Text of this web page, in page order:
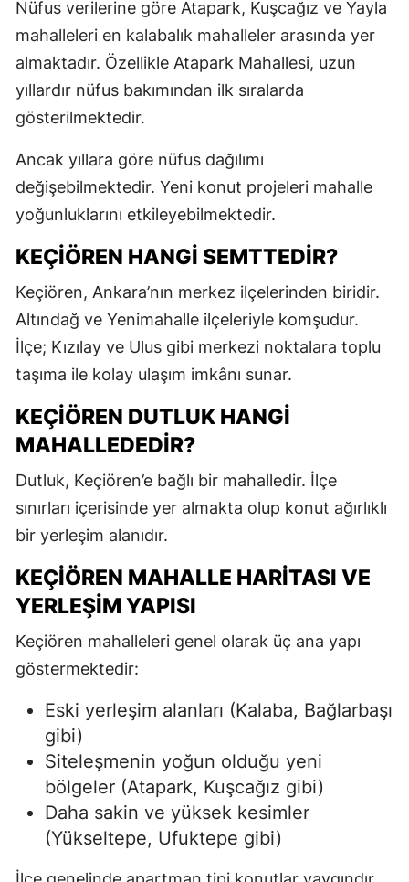
Nüfus verilerine göre Atapark, Kuşcağız ve Yayla
mahalleleri en kalabalık mahalleler arasında yer
almaktadır. Özellikle Atapark Mahallesi, uzun
yıllardır nüfus bakımından ilk sıralarda
gösterilmektedir.
Ancak yıllara göre nüfus dağılımı
değişebilmektedir. Yeni konut projeleri mahalle
yoğunluklarını etkileyebilmektedir.
KEÇIÖREN HANGI SEMTTEDIR?
Keçiören, Ankara’nın merkez ilçelerinden biridir.
Altındağ ve Yenimahalle ilçeleriyle komşudur.
İlçe; Kızılay ve Ulus gibi merkezi noktalara toplu
taşıma ile kolay ulaşım imkânı sunar.
KEÇIÖREN DUTLUK HANGI
MAHALLEDEDIR?
Dutluk, Keçiören’e bağlı bir mahalledir. İlçe
sınırları içerisinde yer almakta olup konut ağırlıklı
bir yerleşim alanıdır.
KEÇIÖREN MAHALLE HARITASI VE
YERLEŞIM YAPISI
Keçiören mahalleleri genel olarak üç ana yapı
göstermektedir:
Eski yerleşim alanları (Kalaba, Bağlarbaşı
gibi)
Siteleşmenin yoğun olduğu yeni
bölgeler (Atapark, Kuşcağız gibi)
Daha sakin ve yüksek kesimler
(Yükseltepe, Ufuktepe gibi)